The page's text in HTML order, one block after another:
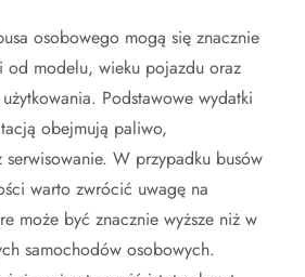
osobowego mogą się znacznie
od modelu, wieku pojazdu oraz
Podstawowe wydatki
obejmują paliwo,
serwisowanie. W przypadku busów
warto zwrócić uwagę na
może być znacznie wyższe niż w
samochodów osobowych.